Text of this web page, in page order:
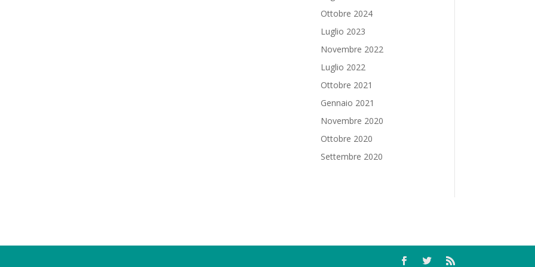
Ottobre 2024
Luglio 2023
Novembre 2022
Luglio 2022
Ottobre 2021
Gennaio 2021
Novembre 2020
Ottobre 2020
Settembre 2020